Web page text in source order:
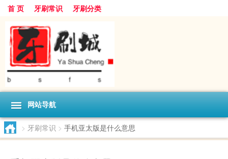
首 页 牙刷常识 牙刷分类
网站导航
> 牙刷常识 > 手机亚太版是什么意思